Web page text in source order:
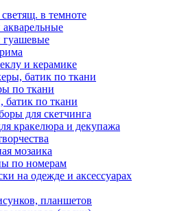
в темноте
гуашевые
и керамике
батик по ткани
по ткани
батик по ткани
для скетчинга
кракелюра и декупажа
мозаика
по номерам
на одежде и аксессуарах
планшетов